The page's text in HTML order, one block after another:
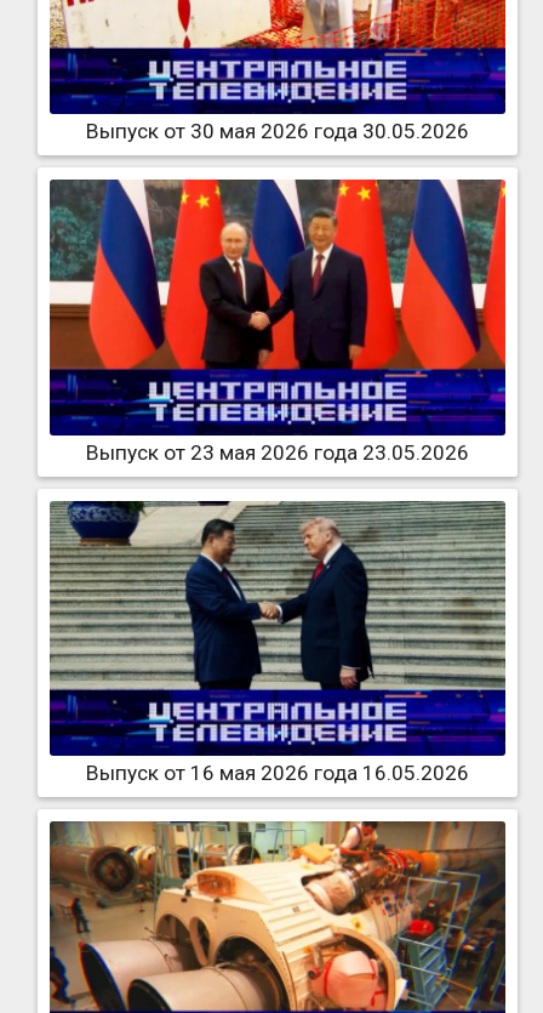
Выпуск от 30 мая 2026 года 30.05.2026
Выпуск от 23 мая 2026 года 23.05.2026
Выпуск от 16 мая 2026 года 16.05.2026